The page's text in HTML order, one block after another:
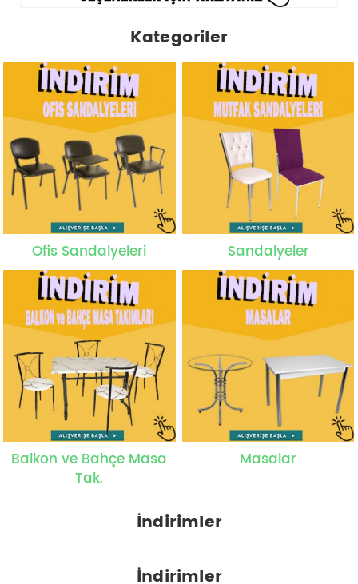
Kategoriler
Ofis Sandalyeleri Sandalyeler
Balkon ve Bahçe Masa
Tak.
Masalar
İndirimler
İndirimler